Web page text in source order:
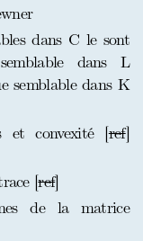
dans C le sont
dans L
semblable dans K
et convexité [ref]
[ref]
de la matrice